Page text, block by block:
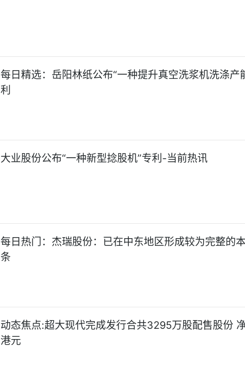
每日精选：岳阳林纸公布“一种提升真空洗浆机洗涤产
利
大业股份公布“一种新型捻股机”专利-当前热讯
每日热门：杰瑞股份：已在中东地区形成较为完整的
条
动态焦点:超大现代完成发行合共3295万股配售股份
港元